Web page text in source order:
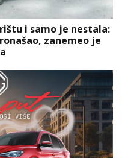
i samo je nestala:
zanemeo je